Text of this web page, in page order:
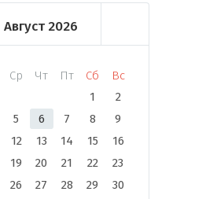
Август 2026
Ср Чт Пт Сб
Вс
1
2
5 6 7 8
9
12 13 14 15
16
19 20 21 22
23
26 27 28 29
30